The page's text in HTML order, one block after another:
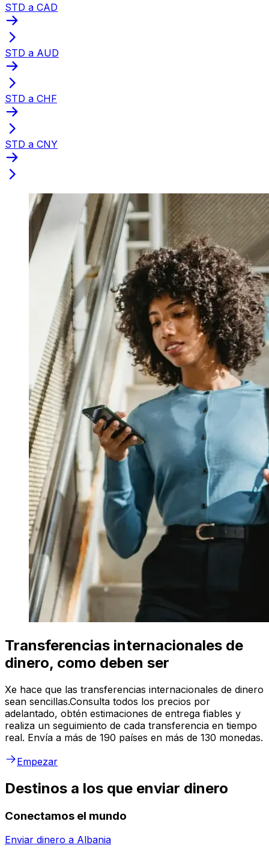
STD a CAD
STD a AUD
STD a CHF
STD a CNY
Transferencias internacionales de
dinero, como deben ser
Xe hace que las transferencias internacionales de dinero
sean sencillas.Consulta todos los precios por
adelantado, obtén estimaciones de entrega fiables y
realiza un seguimiento de cada transferencia en tiempo
real. Envía a más de 190 países en más de 130 monedas.
Empezar
Destinos a los que enviar dinero
Conectamos el mundo
Enviar dinero a Albania